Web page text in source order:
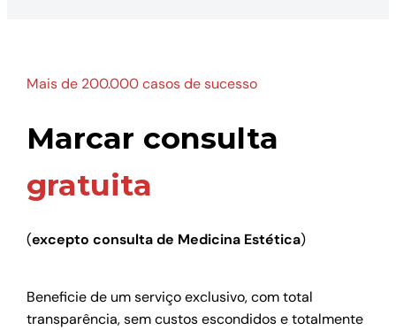
Mais de 200.000 casos de sucesso
Marcar consulta
gratuita
(excepto consulta de Medicina Estética)
Beneficie de um serviço exclusivo, com total
transparência, sem custos escondidos e totalmente